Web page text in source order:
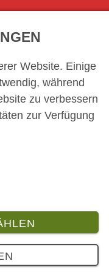
Website. Einige
während
zu verbessern
zur Verfügung